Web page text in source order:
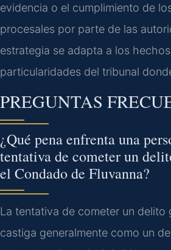
evidencia o el cumplimiento de
procesales por parte de las
estrategia se adapta a los
particularidades del tribunal
PREGUNTAS
¿Qué pena enfrenta una
tentativa de cometer un
el Condado de Fluvanna?
La tentativa de cometer un delito
castiga generalmente como un